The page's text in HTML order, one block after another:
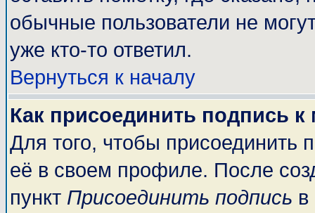
обычные пользователи не
уже кто-то ответил.
Вернуться к началу
Как присоединить подпись
Для того, чтобы присоединить
её в своем профиле. После
пункт Присоединить подпись